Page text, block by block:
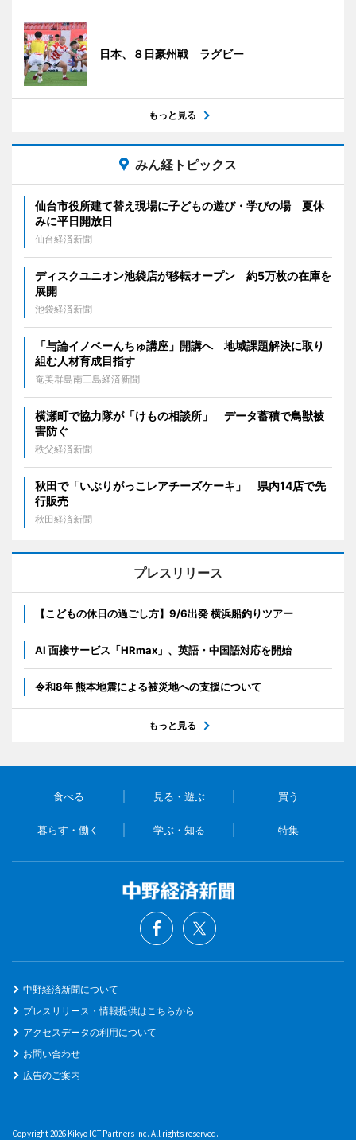
日本、８日豪州戦 ラグビー
もっと見る
みん経トピックス
仙台市役所建て替え現場に子どもの遊び・学びの場 夏休
みに平日開放日
仙台経済新聞
ディスクユニオン池袋店が移転オープン 約5万枚の在庫を
展開
池袋経済新聞
「与論イノベーんちゅ講座」開講へ 地域課題解決に取り
組む人材育成目指す
奄美群島南三島経済新聞
横瀬町で協力隊が「けもの相談所」 データ蓄積で鳥獣被
害防ぐ
秩父経済新聞
秋田で「いぶりがっこレアチーズケーキ」 県内14店で先
行販売
秋田経済新聞
プレスリリース
【こどもの休日の過ごし方】9/6出発 横浜船釣りツアー
AI 面接サービス「HRmax」、英語・中国語対応を開始
令和8年 熊本地震による被災地への支援について
もっと見る
食べる 見る・遊ぶ 買う
暮らす・働く 学ぶ・知る 特集
中野経済新聞について
プレスリリース・情報提供はこちらから
アクセスデータの利用について
お問い合わせ
広告のご案内
Copyright 2026 Kikyo ICT Partners Inc. All rights reserved.